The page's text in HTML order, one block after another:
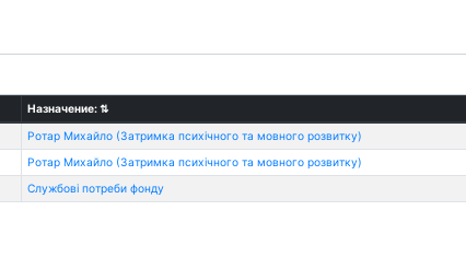
Назначение:⇅
Ротар Михайло (Затримка психічного та мовного розвитку)
Ротар Михайло (Затримка психічного та мовного розвитку)
Службові потреби фонду